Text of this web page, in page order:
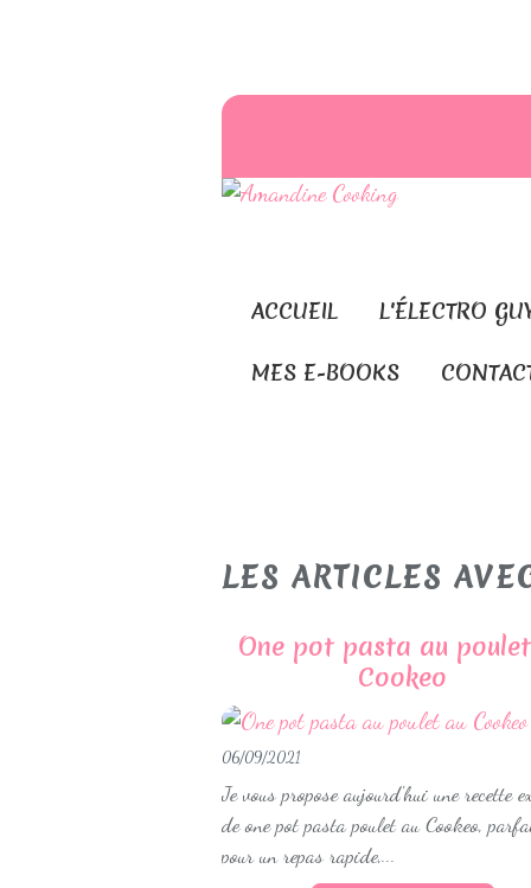
ACCUEIL L'ÉLECTRO
MES E-BOOKS
LES ARTICLES
One pot pasta au
Cookeo
06/09/2021
Je vous propose aujourd'hui une recette
de one pot pasta poulet au Cookeo,
pour un repas rapide,...